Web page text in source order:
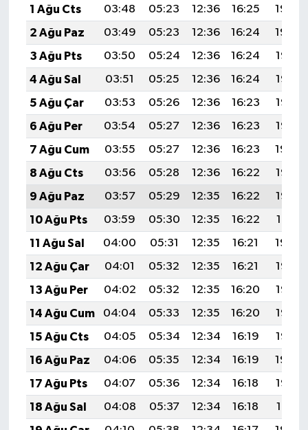
1 Ağu Cts
03:48 05:23 12:36 16:25
19:40
2 Ağu Paz
03:49 05:23 12:36 16:24
19:39
3 Ağu Pts
03:50 05:24 12:36 16:24
19:38
4 Ağu Sal
03:51 05:25 12:36 16:24
19:37
5 Ağu Çar
03:53 05:26 12:36 16:23
19:36
6 Ağu Per
03:54 05:27 12:36 16:23
19:35
7 Ağu Cum
03:55 05:27 12:36 16:23
19:34
8 Ağu Cts
03:56 05:28 12:36 16:22
19:33
9 Ağu Paz
03:57 05:29 12:35 16:22
19:32
10 Ağu Pts
03:59 05:30 12:35 16:22
19:31
11 Ağu Sal
04:00 05:31 12:35 16:21
19:30
12 Ağu Çar
04:01 05:32 12:35 16:21
19:28
13 Ağu Per
04:02 05:32 12:35 16:20
19:27
14 Ağu Cum
04:04 05:33 12:35 16:20
19:26
15 Ağu Cts
04:05 05:34 12:34 16:19
19:25
16 Ağu Paz
04:06 05:35 12:34 16:19
19:24
17 Ağu Pts
04:07 05:36 12:34 16:18
19:22
18 Ağu Sal
04:08 05:37 12:34 16:18
19:21